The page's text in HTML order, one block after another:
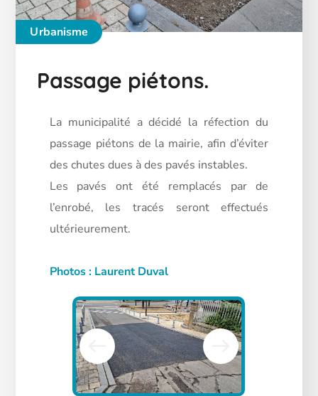
Urbanisme
Passage piétons.
La municipalité a décidé la réfection du
passage piétons de la mairie, afin d’éviter
des chutes dues à des pavés instables.
Les pavés ont été remplacés par de
l’enrobé, les tracés seront effectués
ultérieurement.
Photos : Laurent Duval